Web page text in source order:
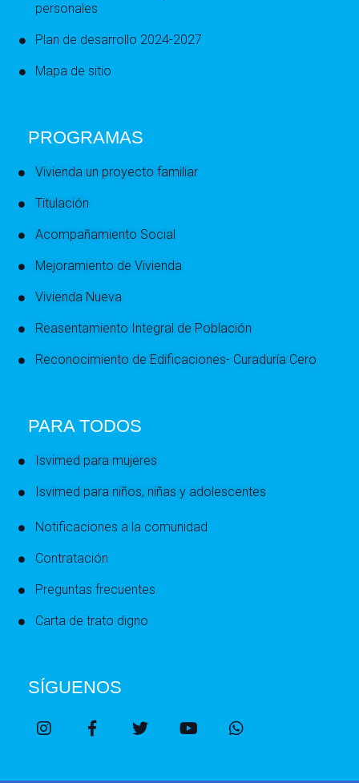
personales
Plan de desarrollo 2024-2027
Mapa de sitio
PROGRAMAS
Vivienda un proyecto familiar
Titulación
Acompañamiento Social
Mejoramiento de Vivienda
Vivienda Nueva
Reasentamiento Integral de Población
Reconocimiento de Edificaciones- Curaduría Cero
PARA TODOS
Isvimed para mujeres
Isvimed para niños, niñas y adolescentes
Notificaciones a la comunidad
Contratación
Preguntas frecuentes
Carta de trato digno
SÍGUENOS